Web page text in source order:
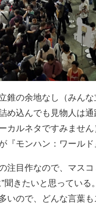
錐の余地なし（みん
め込んでも見物人は
ーカルネタですみませ
『モンハン：ワールド
注目作なので、マス
”聞きたいと思ってい
いので、どんな言葉